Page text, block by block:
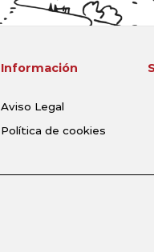
Información
Aviso Legal
Política de cookies